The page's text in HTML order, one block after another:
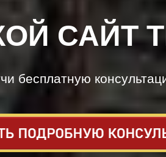
САЙТ
бесплатную